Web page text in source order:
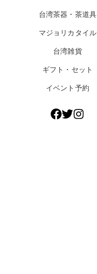
台湾茶器・茶道具
マジョリカタイル
台湾雑貨
ギフト・セット
イベント予約